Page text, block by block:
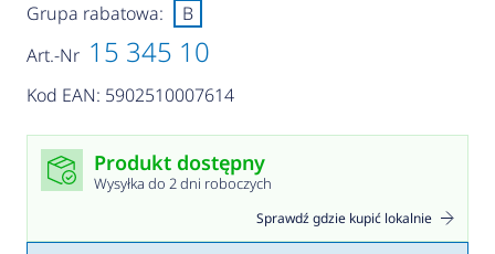
Art.-Nr 15 345 10
Kod EAN: 5902510007614
Grupa rabatowa: B
Produkt dostępny
Wysyłka do 2 dni roboczych
Sprawdź gdzie kupić lokalnie